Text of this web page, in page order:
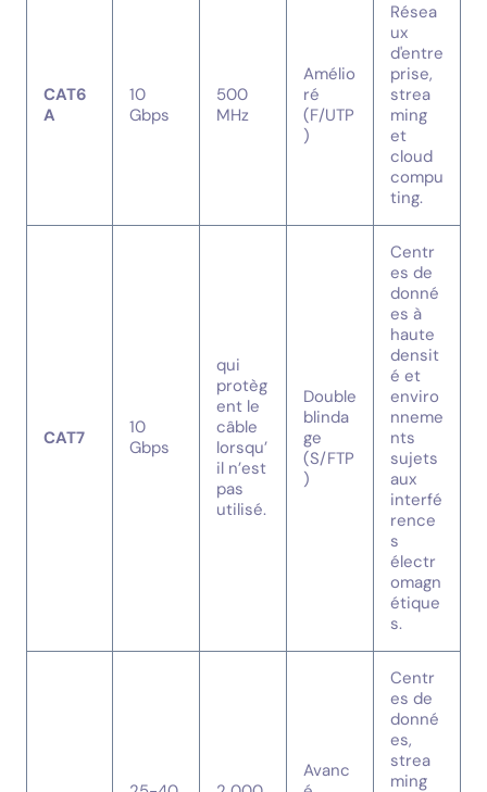
CAT6
A
10
Gbps
500
MHz
Amélio
ré
(F/UTP
)
Résea
ux
d'entre
prise,
strea
ming
et
cloud
compu
ting.
CAT7
10
Gbps
qui
protèg
ent le
câble
lorsqu’
il n’est
pas
utilisé.
Double
blinda
ge
(S/FTP
)
Centr
es de
donné
es à
haute
densit
é et
enviro
nneme
nts
sujets
aux
interfé
rence
s
électr
omagn
étique
s.
Avanc
Centr
es de
donné
es,
strea
ming